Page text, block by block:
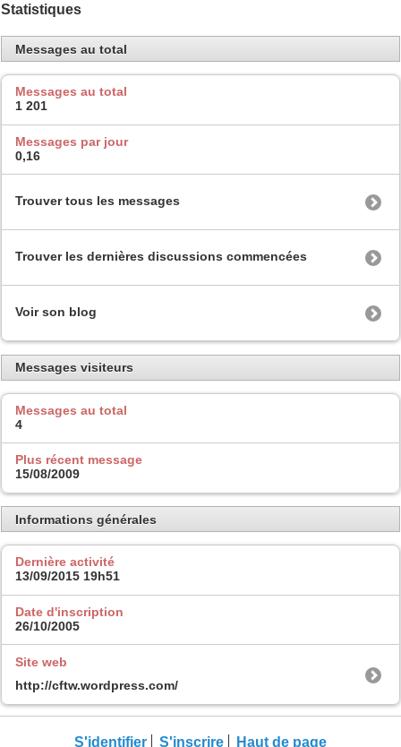
Statistiques
Messages au total
Messages au total
1 201
Messages par jour
0,16
Trouver tous les messages
Trouver les dernières discussions commencées
Voir son blog
Messages visiteurs
Messages au total
4
Plus récent message
15/08/2009
Informations générales
Dernière activité
13/09/2015 19h51
Date d'inscription
26/10/2005
Site web
http://cftw.wordpress.com/
S'identifier S'inscrire Haut de page